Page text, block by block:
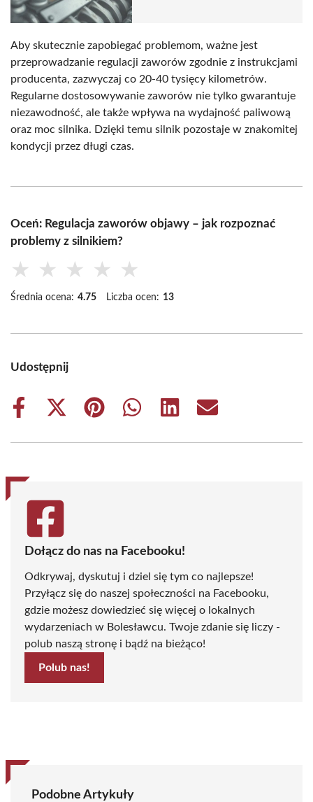
Aby skutecznie zapobiegać problemom, ważne jest
przeprowadzanie regulacji zaworów zgodnie z instrukcjami
producenta, zazwyczaj co 20-40 tysięcy kilometrów.
Regularne dostosowywanie zaworów nie tylko gwarantuje
niezawodność, ale także wpływa na wydajność paliwową
oraz moc silnika. Dzięki temu silnik pozostaje w znakomitej
kondycji przez długi czas.
Oceń: Regulacja zaworów objawy – jak rozpoznać
problemy z silnikiem?
★ ★ ★ ★ ★
Średnia ocena: 4.75 Liczba ocen: 13
Udostępnij
Share
Share
(Twitter)
Share
Share
Share
Share
Dołącz do nas na Facebooku!
Odkrywaj, dyskutuj i dziel się tym co najlepsze!
Przyłącz się do naszej społeczności na Facebooku,
gdzie możesz dowiedzieć się więcej o lokalnych
wydarzeniach w Bolesławcu. Twoje zdanie się liczy -
polub naszą stronę i bądź na bieżąco!
Polub nas!
Podobne Artykuły